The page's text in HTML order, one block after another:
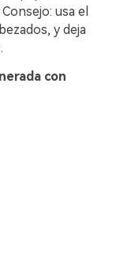
usa el
y deja
con